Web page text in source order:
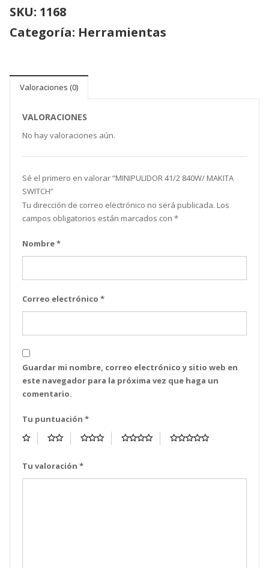
SKU: 1168
Categoría: Herramientas
Valoraciones (0)
VALORACIONES
No hay valoraciones aún.
Sé el primero en valorar “MINIPULIDOR 41/2 840W/ MAKITA
SWITCH”
Tu dirección de correo electrónico no será publicada. Los
campos obligatorios están marcados con *
Nombre*
Correo electrónico *
Guardar mi nombre, correo electrónico y sitio web en
este navegador para la próxima vez que haga un
comentario.
Tu puntuación *
Tu valoración *